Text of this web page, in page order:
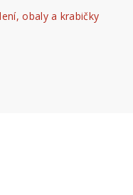
obaly a krabičky